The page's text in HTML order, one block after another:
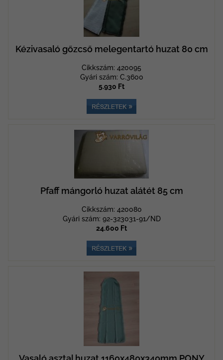
Kézivasaló gőzcső melegentartó huzat 80 cm
Cikkszám: 420095
Gyári szám: C.3600
5.930 Ft
Pfaff mángorló huzat alátét 85 cm
Cikkszám: 420080
Gyári szám: 92-323031-91/ND
24.600 Ft